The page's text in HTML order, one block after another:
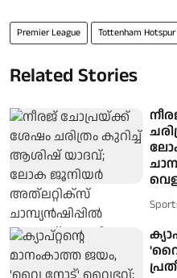
Premier League Tottenham Hotspur
Related Stories